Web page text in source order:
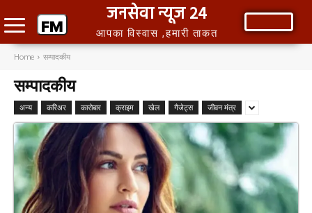
जनसेवा न्यूज 24
आपका विस्वास ,हमारी ताकत
Home सम्पादकीय
सम्पादकीय
अन्य करिअर कारोबार क्राइम खेल गैजेट्स जीवन मंत्र